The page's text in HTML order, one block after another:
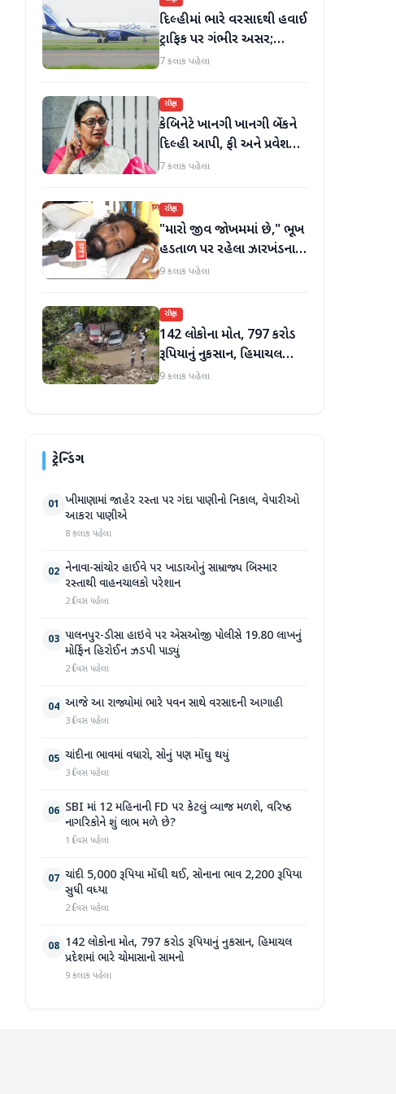
દિલ્હીમાં ભારે વરસાદથી હવાઈ
ટ્રાફિક પર ગંભીર અસર;
ઈન્ડિગોએ મુસાફરો માટે
7 કલાક પહેલા
રાષ્ટ્રીય
કેબિનેટે ખાનગી ખાનગી બેંકને
દિલ્હી આપી, ફી અને પ્રવેશ
માટે નવા નિયમો વિશે જાણો
7 કલાક પહેલા
રાષ્ટ્રીય
"મારો જીવ જોખમમાં છે," ભૂખ
હડતાળ પર રહેલા ઝારખંડના
વિદ્યાર્થી નેતા દેવેન્દ્ર નાથ
9 કલાક પહેલા
રાષ્ટ્રીય
142 લોકોના મોત, 797 કરોડ
રૂપિયાનું નુકસાન, હિમાચલ
પ્રદેશમાં ભારે ચોમાસાનો સામનો
9 કલાક પહેલા
ટ્રેન્ડિંગ
01 ખીમાણામાં જાહેર રસ્તા પર ગંદા પાણીનો નિકાલ, વેપારીઓ
આકરા પાણીએ
8 કલાક પહેલા
02 નેનાવા-સાંચોર હાઈવે પર ખાડાઓનું સામ્રાજ્ય બિસ્માર
રસ્તાથી વાહનચાલકો પરેશાન
2 દિવસ પહેલા
03 પાલનપુર-ડીસા હાઇવે પર એસઓજી પોલીસે 19.80 લાખનું
મોર્ફિન હિરોઈન ઝડપી પાડ્યું
2 દિવસ પહેલા
04 આજે આ રાજ્યોમાં ભારે પવન સાથે વરસાદની આગાહી
3 દિવસ પહેલા
05 ચાંદીના ભાવમાં વધારો, સોનું પણ મોંઘુ થયું
3 દિવસ પહેલા
06 SBI માં 12 મહિનાની FD પર કેટલું વ્યાજ મળશે, વરિષ્ઠ
નાગરિકોને શું લાભ મળે છે?
1 દિવસ પહેલા
07 ચાંદી 5,000 રૂપિયા મોંઘી થઈ, સોનાના ભાવ 2,200 રૂપિયા
સુધી વધ્યા
2 દિવસ પહેલા
08 142 લોકોના મોત, 797 કરોડ રૂપિયાનું નુકસાન, હિમાચલ
પ્રદેશમાં ભારે ચોમાસાનો સામનો
9 કલાક પહેલા